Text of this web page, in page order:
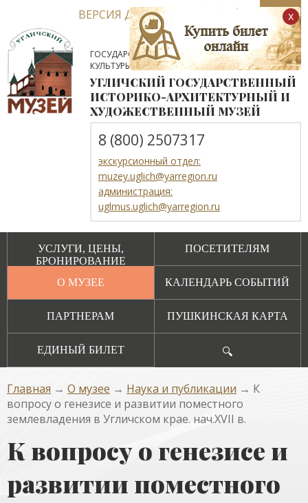
ВЕРСИЯ ДЛЯ СЛАБОВИДЯЩИХ
ГОСУДАРСТВЕННОЕ АВТОНОМНОЕ УЧРЕЖДЕНИЕ
КУЛЬТУРЫ ЯРОСЛАВСКОЙ ОБЛАСТИ
УГЛИЧСКИЙ ГОСУДАРСТВЕННЫЙ
ИСТОРИКО-АРХИТЕКТУРНЫЙ И
ХУДОЖЕСТВЕННЫЙ МУЗЕЙ
8 (800) 2507317
экскурсионный отдел:
muzey.uglich@yarregion.ru
администрация:
uglmus.uglich@yarregion.ru
УСЛУГИ, ЦЕНЫ,
БРОНИРОВАНИЕ
ПОСЕТИТЕЛЯМ
О МУЗЕЕ КАЛЕНДАРЬ СОБЫТИЙ
ПАРТНЕРАМ ПУШКИНСКАЯ КАРТА
ЕДИНЫЙ БИЛЕТ 🔍
Главная → О музее → Наука и публикации → К
вопросу о генезисе и развитии поместного
землевладения в Угличском крае. нач.XVII в.
К вопросу о генезисе и
развитии поместного
x